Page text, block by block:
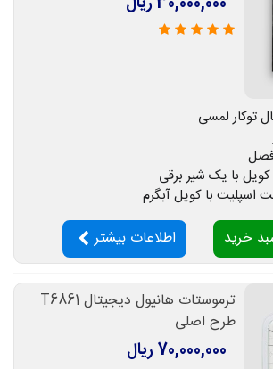
توکار لمسی
با یک شیر برقی
اسپلیت با کویل آبگرم
خرید اطلاعات بیشتر
ترموستات هانیول دیجیتال T6861
طرح اصلی
70,000,000 ریال